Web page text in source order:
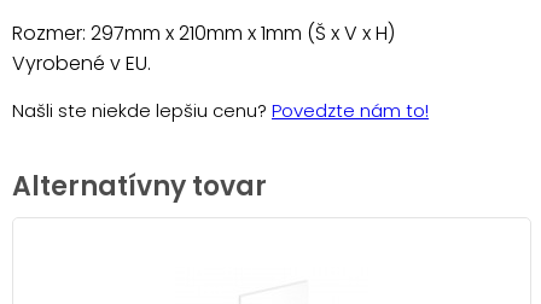
Rozmer: 297mm x 210mm x 1mm (Š x V x H)
Vyrobené v EU.
Našli ste niekde lepšiu cenu? Povedzte nám to!
Alternatívny tovar